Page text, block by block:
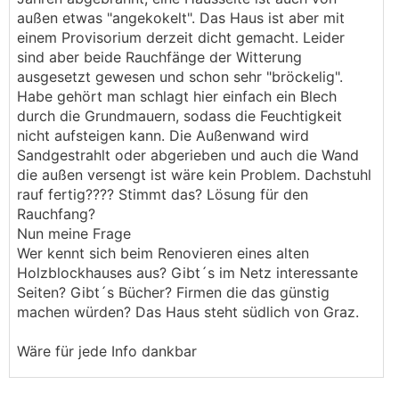
außen etwas "angekokelt". Das Haus ist aber mit
einem Provisorium derzeit dicht gemacht. Leider
sind aber beide Rauchfänge der Witterung
ausgesetzt gewesen und schon sehr "bröckelig".
Habe gehört man schlagt hier einfach ein Blech
durch die Grundmauern, sodass die Feuchtigkeit
nicht aufsteigen kann. Die Außenwand wird
Sandgestrahlt oder abgerieben und auch die Wand
die außen versengt ist wäre kein Problem. Dachstuhl
rauf fertig???? Stimmt das? Lösung für den
Rauchfang?
Nun meine Frage
Wer kennt sich beim Renovieren eines alten
Holzblockhauses aus? Gibt´s im Netz interessante
Seiten? Gibt´s Bücher? Firmen die das günstig
machen würden? Das Haus steht südlich von Graz.
Wäre für jede Info dankbar